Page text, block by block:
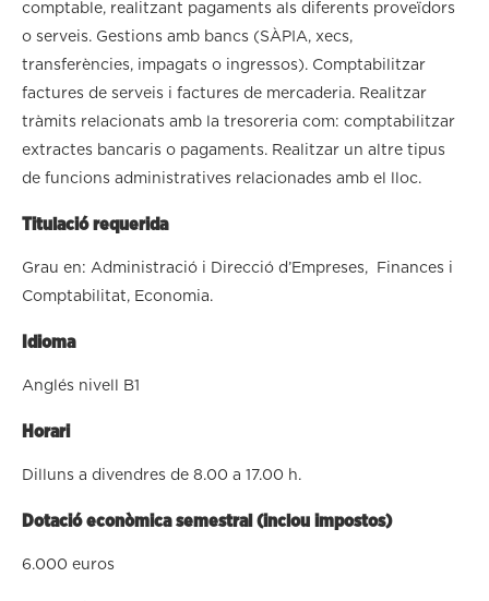
comptable, realitzant pagaments als diferents proveïdors
o serveis. Gestions amb bancs (SÀPIA, xecs,
transferències, impagats o ingressos). Comptabilitzar
factures de serveis i factures de mercaderia. Realitzar
tràmits relacionats amb la tresoreria com: comptabilitzar
extractes bancaris o pagaments. Realitzar un altre tipus
de funcions administratives relacionades amb el lloc.
Titulació requerida
Grau en: Administració i Direcció d’Empreses, Finances i
Comptabilitat, Economia.
Idioma
Anglés nivell B1
Horari
Dilluns a divendres de 8.00 a 17.00 h.
Dotació econòmica semestral (inclou impostos)
6.000 euros